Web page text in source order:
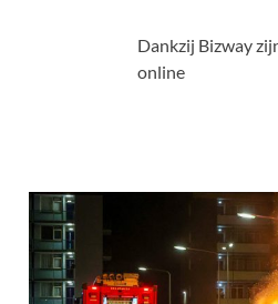
Dankzij Bizway
online